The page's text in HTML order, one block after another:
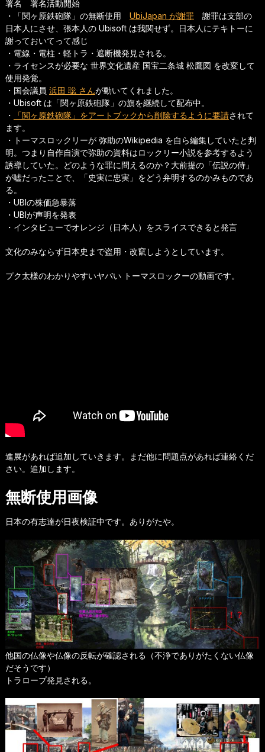
署名 署名活動開始
・「関ヶ原鉄砲隊」の無断使用 UbiJapan が謝罪謝罪は支部の
日本人にさせ、張本人の Ubisoft は我関せず。日本人にテキトーに
謝っておいてって感じ
・電線・電柱・軽トラ・遮断機発見される。
・ライセンスが必要な 世界文化遺産 国宝二条城 松鷹図 を改変して
使用発覚。
・国会議員 浜田 聡 さんが動いてくれました。
・Ubisoft は「関ヶ原鉄砲隊」の旗を継続して配布中。
・
「関ヶ原鉄砲隊」をアートブックから削除するように要請されて
ます。
・トーマスロックリーが 弥助のWikipedia を自ら編集していたと判
明。つまり自作自演で弥助の資料はロックリー小説を参考するよう
誘導していた。どのような罪に問えるのか？大前提の「伝説の侍」
が嘘だったことで、「史実に忠実」をどう弁明するのかみものであ
る。
・UBIの株価急暴落
・UBIが声明を発表
・インタビューでオレンジ（日本人）をスライスできると発言
文化のみならず日本史まで盗用・改竄しようとしています。
プク太様のわかりやすいヤバい トーマスロックーの動画です。
進展があれば追加していきます。まだ他に問題点があれば連絡くだ
さい。追加します。
無断使用画像
日本の有志達が日夜検証中です。ありがたや。
他国の仏像や仏像の反転が確認される（不浄でありがたくない仏像
だそうです）
トラロープ発見される。